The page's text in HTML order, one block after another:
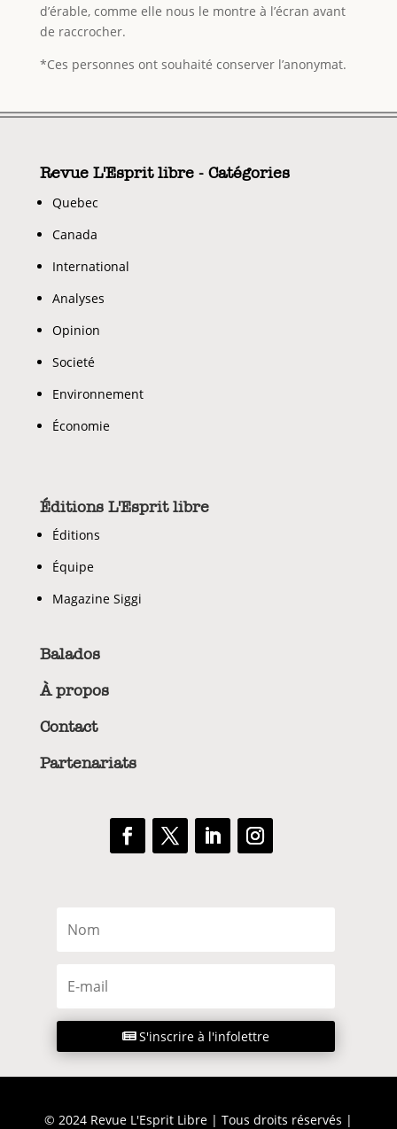
d’érable, comme elle nous le montre à l’écran avant
de raccrocher.
*Ces personnes ont souhaité conserver l’anonymat.
Revue L'Esprit libre - Catégories
Quebec
Canada
International
Analyses
Opinion
Societé
Environnement
Économie
Éditions L'Esprit libre
Éditions
Équipe
Magazine Siggi
Balados
À propos
Contact
Partenariats
S'inscrire à l'infolettre
© 2024 Revue L'Esprit Libre | Tous droits réservés |